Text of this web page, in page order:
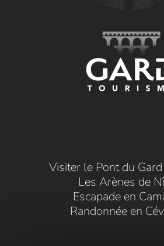
Visiter le Pont du
Les Arènes de
Escapade en
Randonnée en